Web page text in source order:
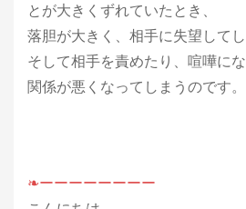
とが大きくずれていたとき、
落胆が大きく、相手に失望してし
そして相手を責めたり、喧嘩に
関係が悪くなってしまうのです。
❧ーーーーーーーー